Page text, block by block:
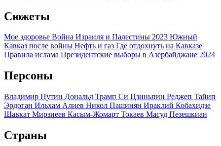
Сюжеты
Мое здоровье Война Израиля и Палестины 2023 Южный
Кавказ после войны Нефть и газ Где отдохнуть на Кавказе
Правила ислама Президентские выборы в Азербайджане 2024
Персоны
Владимир Путин Дональд Трамп Си Цзиньпин Реджеп Тайип
Эрдоган Ильхам Алиев Никол Пашинян Ираклий Кобахидзе
Шавкат Мирзиеев Касым-Жомарт Токаев Масуд Пезешкиан
Страны